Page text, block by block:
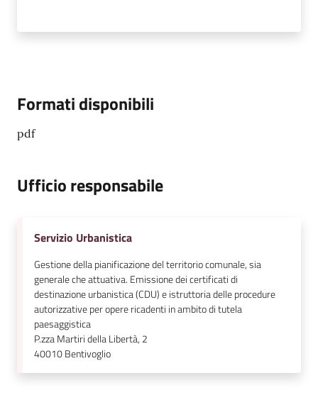
Formati disponibili
pdf
Ufficio responsabile
Servizio Urbanistica
Gestione della pianificazione del territorio comunale, sia
generale che attuativa. Emissione dei certificati di
destinazione urbanistica (CDU) e istruttoria delle procedure
autorizzative per opere ricadenti in ambito di tutela
paesaggistica
P.zza Martiri della Libertà, 2
40010Bentivoglio